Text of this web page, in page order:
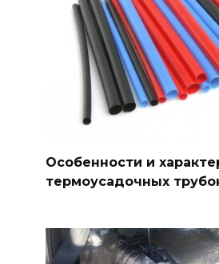
Особенности и
термоусадочных